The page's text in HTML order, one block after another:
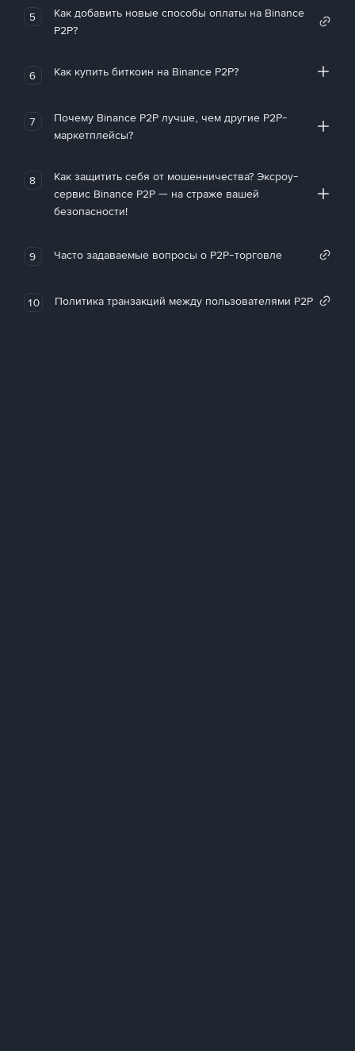
5
Как добавить новые способы оплаты на Binance
P2P?
6 Как купить биткоин на Binance P2P?
7
Почему Binance P2P лучше, чем другие P2P-
маркетплейсы?
8
Как защитить себя от мошенничества? Эксроу-
сервис Binance P2P — на страже вашей
безопасности!
9 Часто задаваемые вопросы о P2P-торговле
10 Политика транзакций между пользователями P2P